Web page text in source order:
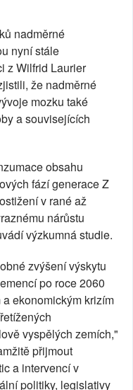
nadměrné
nyní stále
z Wilfrid Laurier
že nadměrné
mozku také
a souvisejících
obsahu
fází generace Z
v rané až
nárůstu
výzkumná studie.
zvýšení výskytu
po roce 2060
ekonomickým krizím
vyspělých zemích,"
přijmout
a intervencí v
politiky, legislativy